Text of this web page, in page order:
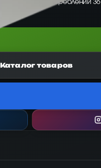
245.00, при потреблении
Каталог товаров